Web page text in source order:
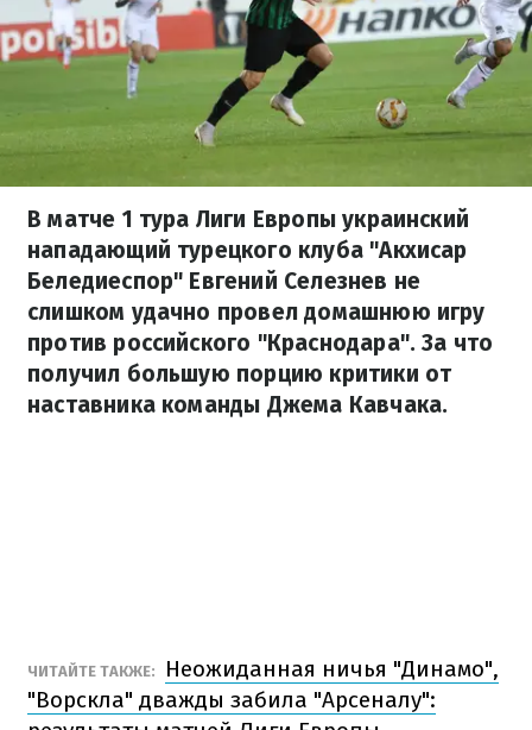
В матче 1 тура Лиги Европы украинский
нападающий турецкого клуба "Акхисар
Беледиеспор" Евгений Селезнев не
слишком удачно провел домашнюю игру
против российского "Краснодара". За что
получил большую порцию критики от
наставника команды Джема Кавчака.
ЧИТАЙТЕ ТАКЖЕ:
Неожиданная ничья "Динамо",
"Ворскла" дважды забила "Арсеналу":